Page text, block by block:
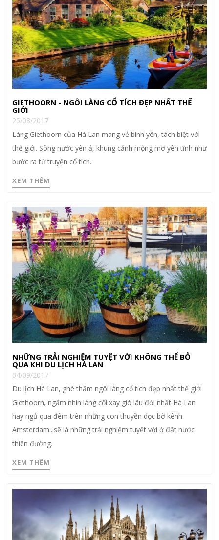
GIETHOORN - NGÔI LÀNG CỔ TÍCH ĐẸP NHẤT THẾ
GIỚI
25/08/2017
Làng Giethoorn của Hà Lan mang vẻ bình yên, tách biệt với
thế giới. Sông nước yên ả, khung cảnh mộng mơ yên tĩnh như
bước ra từ truyện cổ tích.
XEM THÊM
NHỮNG TRẢI NGHIỆM TUYỆT VỜI KHÔNG THỂ BỎ
QUA KHI DU LỊCH HÀ LAN
04/09/2017
Du lịch Hà Lan, ghé thăm ngôi làng cổ tích đẹp nhất thế giới
Giethoorn, ngắm nhìn làng cối xay gió lâu đời nhất Hà Lan
hay ngủ qua đêm trên những con thuyền dọc bờ kênh
Amsterdam...sẽ là những trải nghiệm tuyệt vời ở đất nước
thiên đường.
XEM THÊM